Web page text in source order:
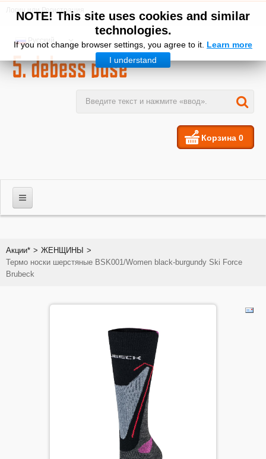
NOTE! This site uses cookies and similar
technologies.
If you not change browser settings, you agree to it. Learn more
I understand
Логин илиРегистрация
Русский
Корзина 0
ЖЕНЩИНЫ
Акции* > ЖЕНЩИНЫ >
Термо носки шерстяные BSK001/Women black-burgundy Ski Force
Brubeck